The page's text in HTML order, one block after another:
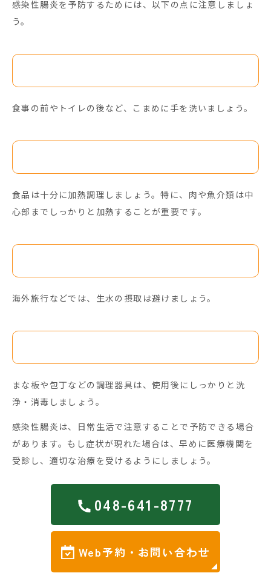
感染性腸炎を予防するためには、以下の点に注意しましょ
う。
食事の前やトイレの後など、こまめに手を洗いましょう。
食品は十分に加熱調理しましょう。特に、肉や魚介類は中
心部までしっかりと加熱することが重要です。
海外旅行などでは、生水の摂取は避けましょう。
まな板や包丁などの調理器具は、使用後にしっかりと洗
浄・消毒しましょう。
感染性腸炎は、日常生活で注意することで予防できる場合
があります。もし症状が現れた場合は、早めに医療機関を
受診し、適切な治療を受けるようにしましょう。
048-641-8777
Web予約・お問い合わせ